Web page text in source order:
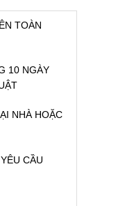
TOÀN
10 NGÀY
NHÀ HOẶC
CẦU